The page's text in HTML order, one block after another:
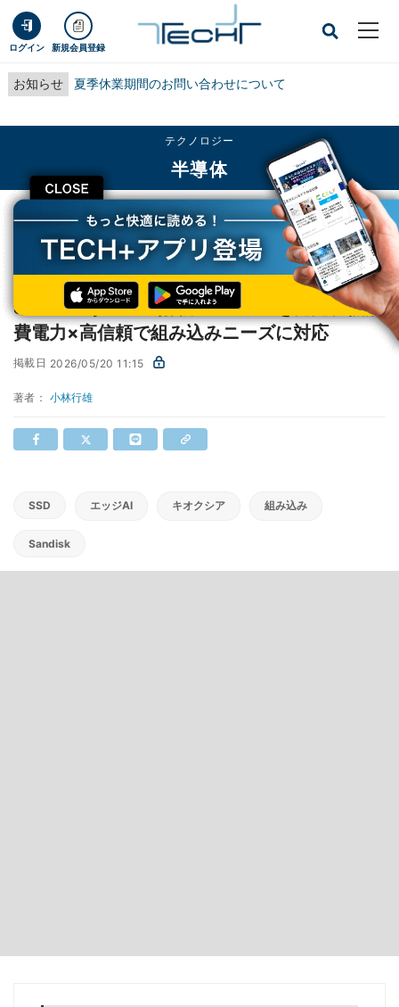
ログイン 新規会員登録
お知らせ 夏季休業期間のお問い合わせについて
CLOSE
テクノロジー
半導体
TECH+ テクノロジー
半導体
SwissbitがBiCS8搭載PCIe SSDを発売、低消費電力×高信頼で組み込みニーズ
SwissbitがBiCS8搭載PCIe SSDを発売、低消
費電力×高信頼で組み込みニーズに対応
掲載日 2026/05/20 11:15
著者： 小林行雄
SSD エッジAI キオクシア 組み込み
Sandisk